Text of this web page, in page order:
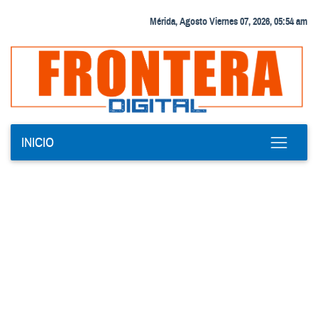
Mérida, Agosto Viernes 07, 2026, 05:54 am
INICIO